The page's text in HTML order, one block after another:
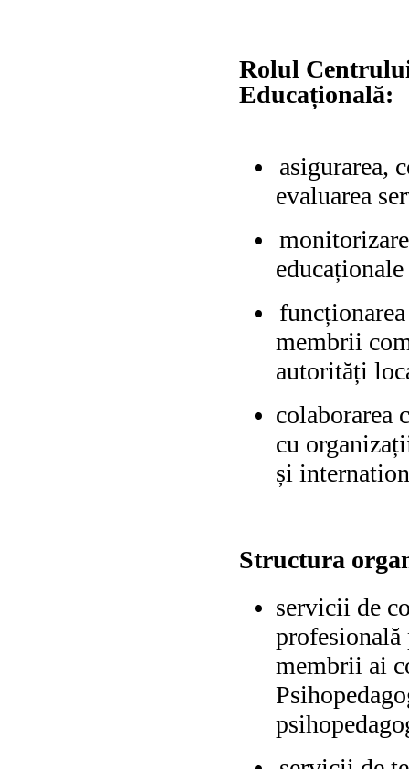
Rolul Centrului
Educațională:
asigurarea,
evaluarea
membrii
autorități
colaborarea
cu
și
Structura
servicii de
membrii ai